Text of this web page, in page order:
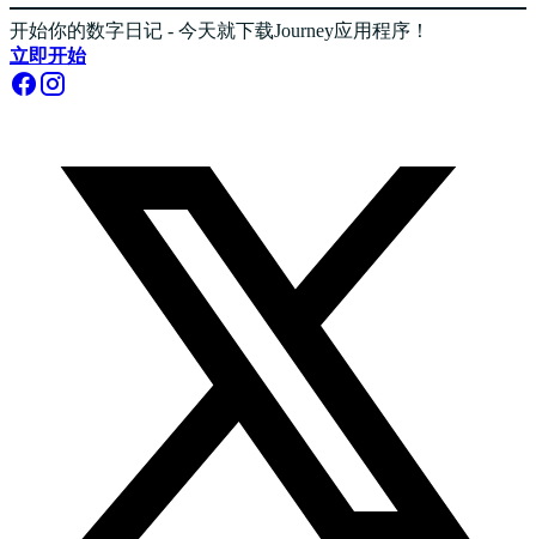
开始你的数字日记 - 今天就下载Journey应用程序！
立即开始